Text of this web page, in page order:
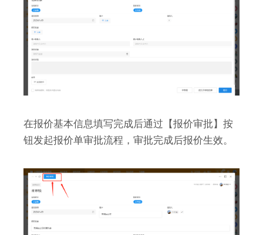
在报价基本信息填写完成后通过【报价审批】按
钮发起报价单审批流程，审批完成后报价生效。